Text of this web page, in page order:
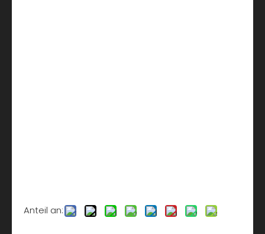
Anteil an: